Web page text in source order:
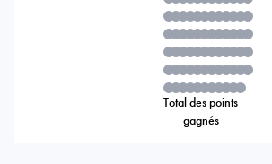
Total des points
gagnés